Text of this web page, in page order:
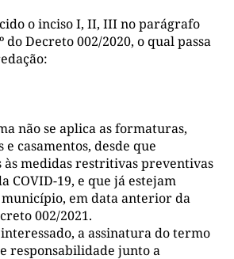
o inciso I, II, III no parágrafo
do Decreto 002/2020, o qual passa
não se aplica as formaturas,
e casamentos, desde que
às medidas restritivas preventivas
COVID-19, e que já estejam
em data anterior da
002/2021.
a assinatura do termo
responsabilidade junto a